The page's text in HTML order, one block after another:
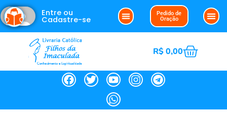
Entre ou
Cadastre-se
Pedido de
Oração
R$0,00